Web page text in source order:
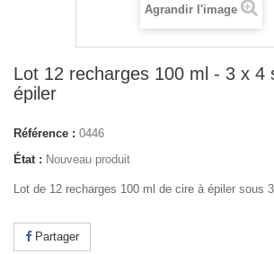
Agrandir l'image
Lot 12 recharges 100 ml - 3 x 4
épiler
Référence : 0446
État : Nouveau produit
Lot de 12 recharges 100 ml de cire à épiler sous
Partager